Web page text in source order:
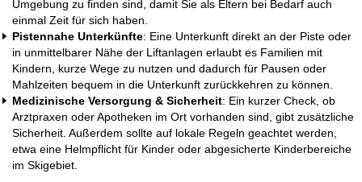
Umgebung zu finden sind, damit Sie als Eltern bei Bedarf auch
einmal Zeit für sich haben.
Pistennahe Unterkünfte: Eine Unterkunft direkt an der Piste oder
in unmittelbarer Nähe der Liftanlagen erlaubt es Familien mit
Kindern, kurze Wege zu nutzen und dadurch für Pausen oder
Mahlzeiten bequem in die Unterkunft zurückkehren zu können.
Medizinische Versorgung & Sicherheit: Ein kurzer Check, ob
Arztpraxen oder Apotheken im Ort vorhanden sind, gibt zusätzliche
Sicherheit. Außerdem sollte auf lokale Regeln geachtet werden,
etwa eine Helmpflicht für Kinder oder abgesicherte Kinderbereiche
im Skigebiet.